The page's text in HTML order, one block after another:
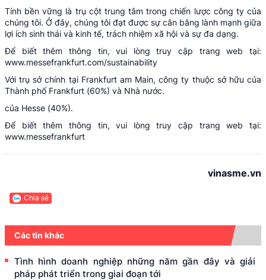
Tính bền vững là trụ cột trung tâm trong chiến lược công ty của
chúng tôi. Ở đây, chúng tôi đạt được sự cân bằng lành mạnh giữa
lợi ích sinh thái và kinh tế, trách nhiệm xã hội và sự đa dạng.
Để biết thêm thông tin, vui lòng truy cập trang web tại:
www.messefrankfurt.com/sustainability
Với trụ sở chính tại Frankfurt am Main, công ty thuộc sở hữu của
Thành phố Frankfurt (60%) và Nhà nước.
của Hesse (40%).
Để biết thêm thông tin, vui lòng truy cập trang web tại:
www.messefrankfurt
vinasme.vn
Chia sẻ
Các tin khác
Tình hình doanh nghiệp những năm gần đây và giải
pháp phát triển trong giai đoạn tới